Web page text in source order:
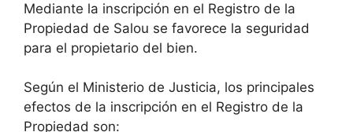
Mediante la inscripción en el Registro de la
Propiedad de Salou se favorece la seguridad
para el propietario del bien.
Según el Ministerio de Justicia, los principales
efectos de la inscripción en el Registro de la
Propiedad son: